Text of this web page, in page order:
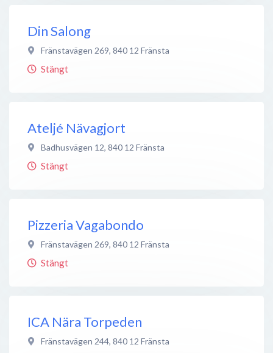
Din Salong
Fränstavägen 269, 840 12 Fränsta
Stängt
Ateljé Nävagjort
Badhusvägen 12, 840 12 Fränsta
Stängt
Pizzeria Vagabondo
Fränstavägen 269, 840 12 Fränsta
Stängt
ICA Nära Torpeden
Fränstavägen 244, 840 12 Fränsta